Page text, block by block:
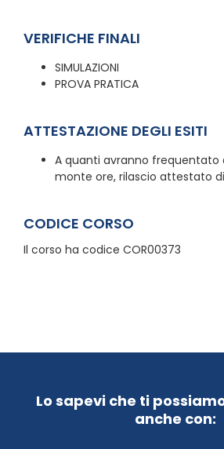
VERIFICHE FINALI
SIMULAZIONI
PROVA PRATICA
ATTESTAZIONE DEGLI ESITI
A quanti avranno frequentato
monte ore, rilascio attestato
CODICE CORSO
Il corso ha codice COR00373
Lo sapevi che ti
anche con: